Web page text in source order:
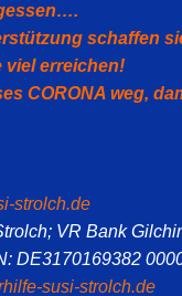
schaffen
viel erreichen!
CORONA weg,
strolch.de
VR Bank
DE3170169382
susi-strolch.de